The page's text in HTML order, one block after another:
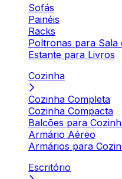
Sofás
Painéis
Racks
Poltronas para Sala
Estante para Livros
Cozinha
Cozinha Completa
Cozinha Compacta
Balcões para
Armário Aéreo
Armários para
Escritório